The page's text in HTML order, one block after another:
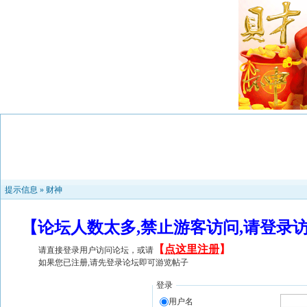
提示信息 » 财神
【论坛人数太多,禁止游客访问,请登
请直接登录用户访问论坛，或请 【 点这里注册】
如果您已注册,请先登录论坛即可游览帖子
登录
用户名